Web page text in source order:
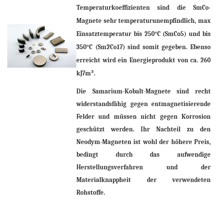
Temperaturkoeffizienten sind die SmCo-
Magnete sehr temperaturunempfindlich, max
Einsatztemperatur bis 250°C (SmCo5) und bis
350°C (Sm2Co17) sind somit gegeben. Ebenso
erreicht wird ein Energieprodukt von ca. 260
kJ7m³.
Die Samarium-Kobalt-Magnete sind recht
widerstandsfähig gegen entmagnetisierende
Felder und müssen nicht gegen Korrosion
geschützt werden. Ihr Nachteil zu den
Neodym-Magneten ist wohl der höhere Preis,
bedingt durch das aufwendige
Herstellungsverfahren und der
Materialknappheit der verwendeten
Rohstoffe.